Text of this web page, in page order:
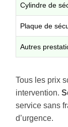
Cylindre de
Plaque de
Autres
Tous les prix
intervention.
service sans
d’urgence.